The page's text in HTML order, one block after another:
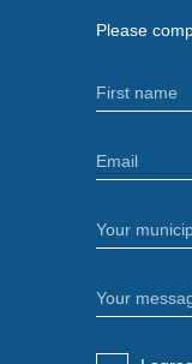
Please
First name
Email
Your
Your